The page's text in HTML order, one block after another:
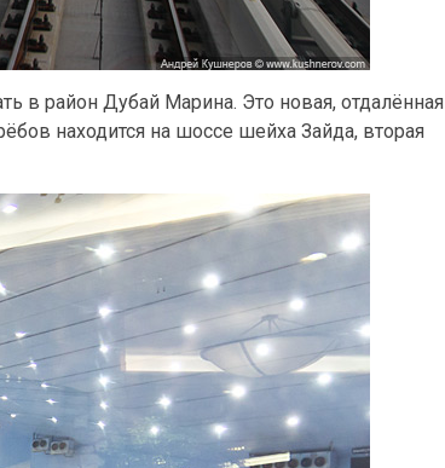
в район Дубай Марина. Это новая, отдалённая
находится на шоссе шейха Зайда, вторая